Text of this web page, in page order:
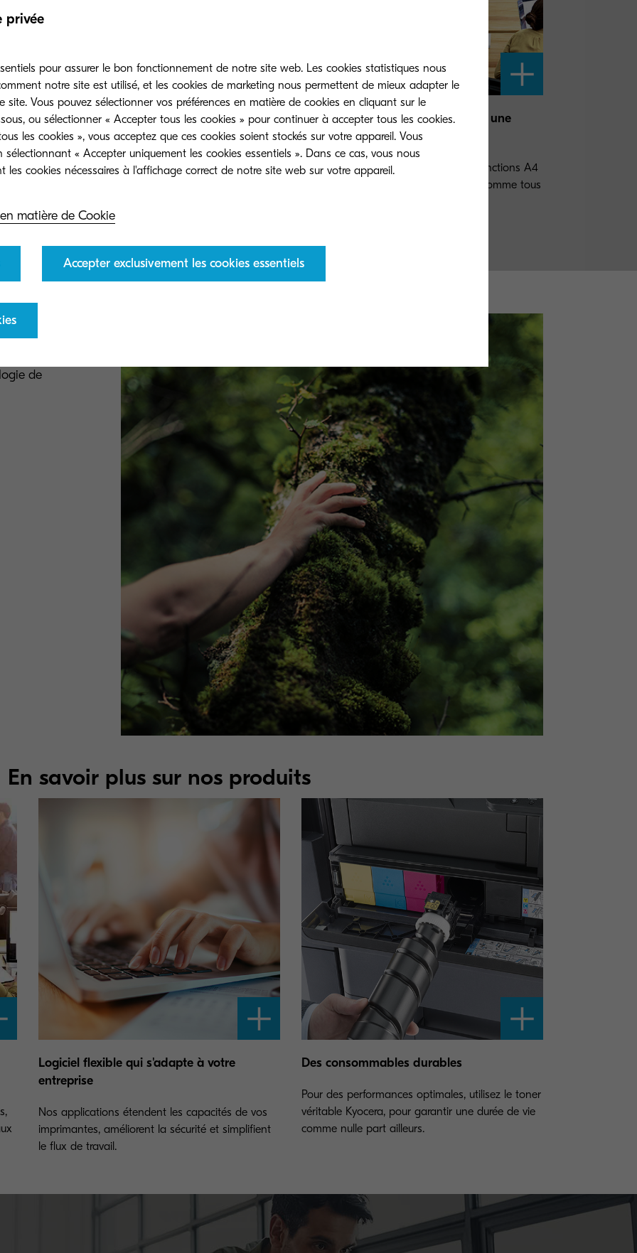
MFPs A4
& TASKalfa
couleur parfait pour les
Actualité de Kyocera
Découvrez les dernières nouvelles
sur nos pages d'actualités.
Les TASKalfa A4 avec une
durabilité accrue
Notre gamme de multifonctions A4
est extrêmement fiable comme tous
de
En savoir plus sur nos produits
Logiciel flexible qui s'adapte à votre
entreprise
Nos applications étendent les capacités de vos
imprimantes, améliorent la sécurité et simplifient
le flux de travail.
Des consommables durables
Pour des performances optimales, utilisez le toner
véritable Kyocera, pour garantir une durée de vie
comme nulle part ailleurs.
privée
pour assurer le bon fonctionnement de notre site web. Les cookies statistiques nous
notre site est utilisé, et les cookies de marketing nous permettent de mieux adapter le
site. Vous pouvez sélectionner vos préférences en matière de cookies en cliquant sur le
ou sélectionner « Accepter tous les cookies » pour continuer à accepter tous les cookies.
les cookies », vous acceptez que ces cookies soient stockés sur votre appareil. Vous
sélectionnant « Accepter uniquement les cookies essentiels ». Dans ce cas, vous nous
autorisez à placer uniquement les cookies nécessaires à l'affichage correct de notre site web sur votre appareil.
matière de Cookie
Accepter exclusivement les cookies essentiels